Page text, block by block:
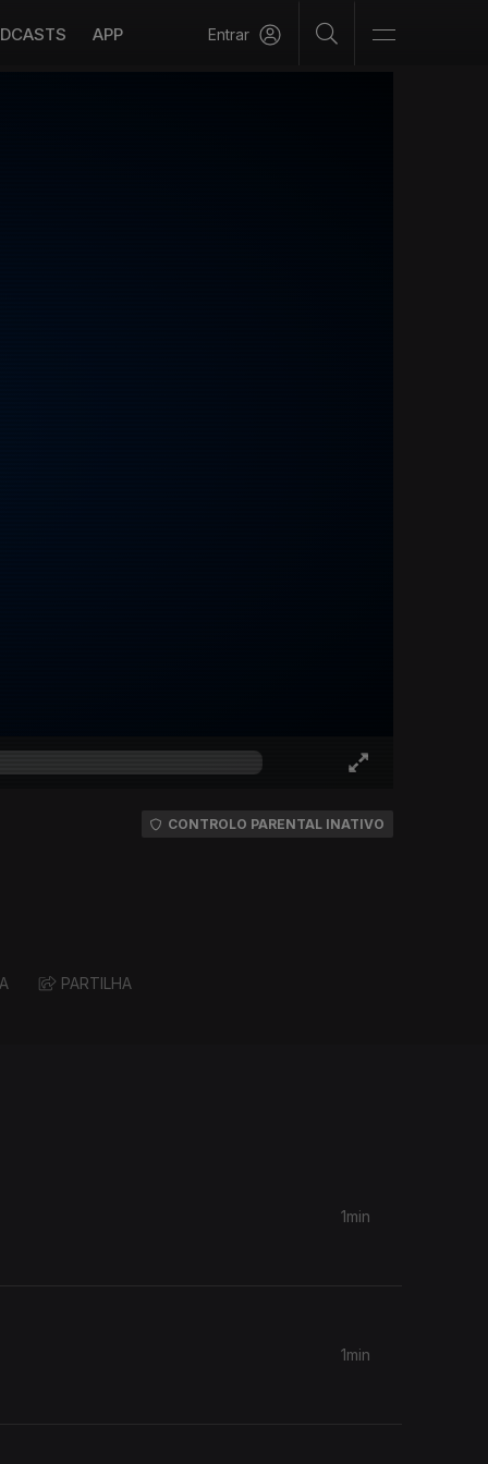
APP Entrar
CONTROLO PARENTAL INATIVO
PARTILHA
1min
1min